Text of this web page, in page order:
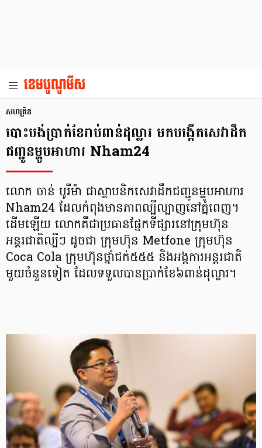
សហគ្រិន
បោះបង់​ប្រាក់​ខែ​រាប់​​ពាន់​ដុល្លារ មក​បង្កើត​សេវា​ដឹក​
ជញ្ជូន​​ម្ហូប​អាហារ Nham24
លោក ចាន់ បូរីម៉ា ជា​ស្ថាបនិក​សេវា​ដឹក​ជញ្ជូន​ម្ហូប​អាហារ
Nham24 ដែល​កំពុង​មាន​ភាព​ល្បីល្បាញ​នៅ​ភ្នំពេញ។
ដើម​ឡើយ លោក​គឺ​ជា​ប្រធាន​ផ្នែក​ទីផ្សារ​នៅ​ក្រុមហ៊ុន​
អន្តរជាតិ​ល្បីៗ ដូចជា ក្រុមហ៊ុន Metfone ក្រុមហ៊ុន
Coca Cola ក្រុមហ៊ុន​ថ្នាំ​ជក់​៥៥៥ និង​អង្គការ​អន្តរជាតិ​
មួយ​ចំនួន​ទៀត ដែល​ទទួល​បាន​ប្រាក់​ខែ​៦​ពាន់​ដុល្លារ។